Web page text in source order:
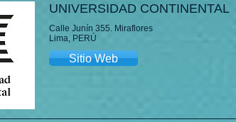
UNIVERSIDAD CONTINENTAL
Calle Junín 355. Miraflores
Lima, PERÚ
Sitio Web